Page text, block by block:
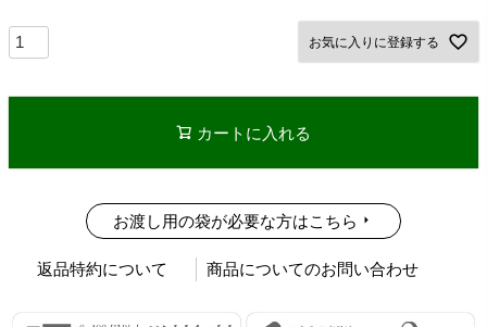
お気に入りに登録する
カートに入れる
お渡し用の袋が必要な方はこちら
返品特約について 商品についてのお問い合わせ